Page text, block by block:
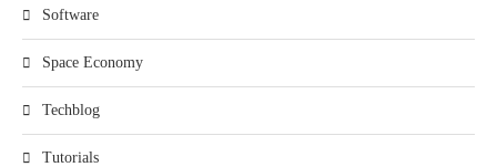
Software
Space Economy
Techblog
Tutorials